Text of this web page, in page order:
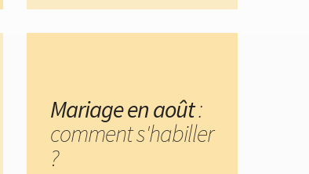
Mariage en août:
comment s'habiller
?